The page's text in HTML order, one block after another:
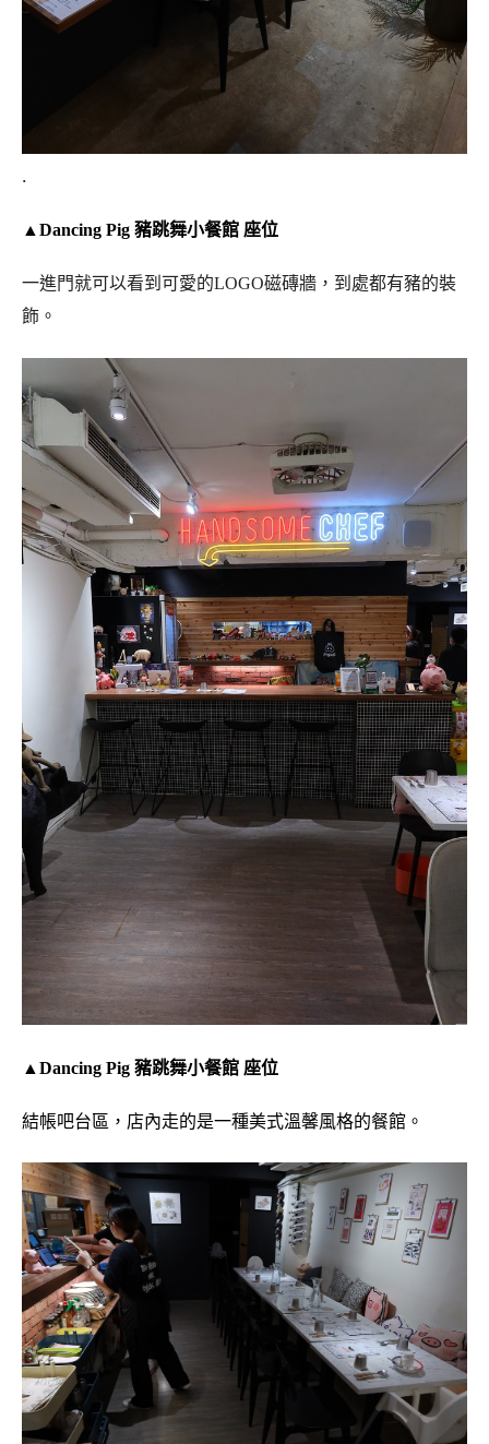
.
▲Dancing Pig 豬跳舞小餐館 座位
一進門就可以看到可愛的LOGO磁磚牆，到處都有豬的裝
飾。
▲Dancing Pig 豬跳舞小餐館 座位
結帳吧台區，店內走的是一種美式溫馨風格的餐館。